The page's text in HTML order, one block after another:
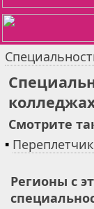
Смотрите
▪
Регионы с